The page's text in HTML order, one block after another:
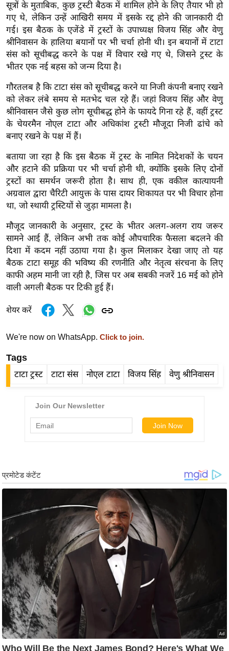
प
र
मि
सा
ल
बे
मि
सा
ल
ख्सि
य
त
यं
इं
डि
या
सा
हि
ज
त
ऑ
टो
व
नो
रं
न
ज
ग
त
बॉ
ली
वु
ड
हॉ
ली
सूत्रों के मुताबिक, कुछ ट्रस्टी बैठक में शामिल होने के लिए तैयार भी हो
गए थे, लेकिन उन्हें आखिरी समय में इसके रद्द होने की जानकारी दी
गई। इस बैठक के एजेंडे में ट्रस्टों के उपाध्यक्ष विजय सिंह और वेणु
श्रीनिवासन के हालिया बयानों पर भी चर्चा होनी थी। इन बयानों में टाटा
संस को सूचीबद्ध करने के पक्ष में विचार रखे गए थे, जिसने ट्रस्ट के
भीतर एक नई बहस को जन्म दिया है।
गौरतलब है कि टाटा संस को सूचीबद्ध करने या निजी कंपनी बनाए रखने
को लेकर लंबे समय से मतभेद चल रहे हैं। जहां विजय सिंह और वेणु
श्रीनिवासन जैसे कुछ लोग सूचीबद्ध होने के फायदे गिना रहे हैं, वहीं ट्रस्ट
के चेयरमैन नोएल टाटा और अधिकांश ट्रस्टी मौजूदा निजी ढांचे को
बनाए रखने के पक्ष में हैं।
बताया जा रहा है कि इस बैठक में ट्रस्ट के नामित निदेशकों के चयन
और हटाने की प्रक्रिया पर भी चर्चा होनी थी, क्योंकि इसके लिए दोनों
ट्रस्टों का समर्थन जरूरी होता है। साथ ही, एक वकील कात्यायनी
अग्रवाल द्वारा चैरिटी आयुक्त के पास दायर शिकायत पर भी विचार होना
था, जो स्थायी ट्रस्टियों से जुड़ा मामला है।
मौजूद जानकारी के अनुसार, ट्रस्ट के भीतर अलग-अलग राय जरूर
सामने आई हैं, लेकिन अभी तक कोई औपचारिक फैसला बदलने की
दिशा में कदम नहीं उठाया गया है। कुल मिलाकर देखा जाए तो यह
बैठक टाटा समूह की भविष्य की रणनीति और नेतृत्व संरचना के लिए
काफी अहम मानी जा रही है, जिस पर अब सबकी नजरें 16 मई को होने
वाली अगली बैठक पर टिकी हुई हैं।
शेयर करें
We're now on WhatsApp. Click to join.
Tags
टाटा ट्रस्ट टाटा संस नोएल टाटा विजय सिंह वेणु श्रीनिवासन